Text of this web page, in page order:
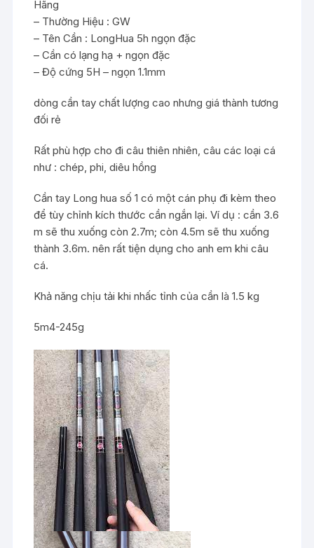
Hãng
– Thường Hiệu : GW
– Tên Cần : LongHua 5h ngọn đặc
– Cần có lạng hạ + ngọn đặc
– Độ cứng 5H – ngọn 1.1mm
dòng cần tay chất lượng cao nhưng giá thành tương
đối rẻ
Rất phù hợp cho đi câu thiên nhiên, câu các loại cá
như : chép, phi, diêu hồng
Cần tay Long hua số 1 có một cán phụ đi kèm theo
để tùy chỉnh kích thước cần ngắn lại. Ví dụ : cần 3.6
m sẽ thu xuống còn 2.7m; còn 4.5m sẽ thu xuống
thành 3.6m. nên rất tiện dụng cho anh em khi câu
cá.
Khả năng chịu tải khi nhấc tỉnh của cần là 1.5 kg
5m4-245g